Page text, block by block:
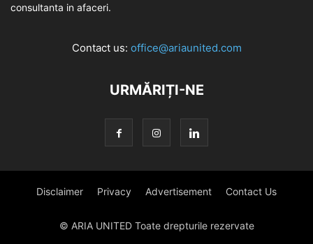
consultanta in afaceri.
Contact us: office@ariaunited.com
URMĂRIȚI-NE
Disclaimer Privacy Advertisement Contact Us
© ARIA UNITED Toate drepturile rezervate